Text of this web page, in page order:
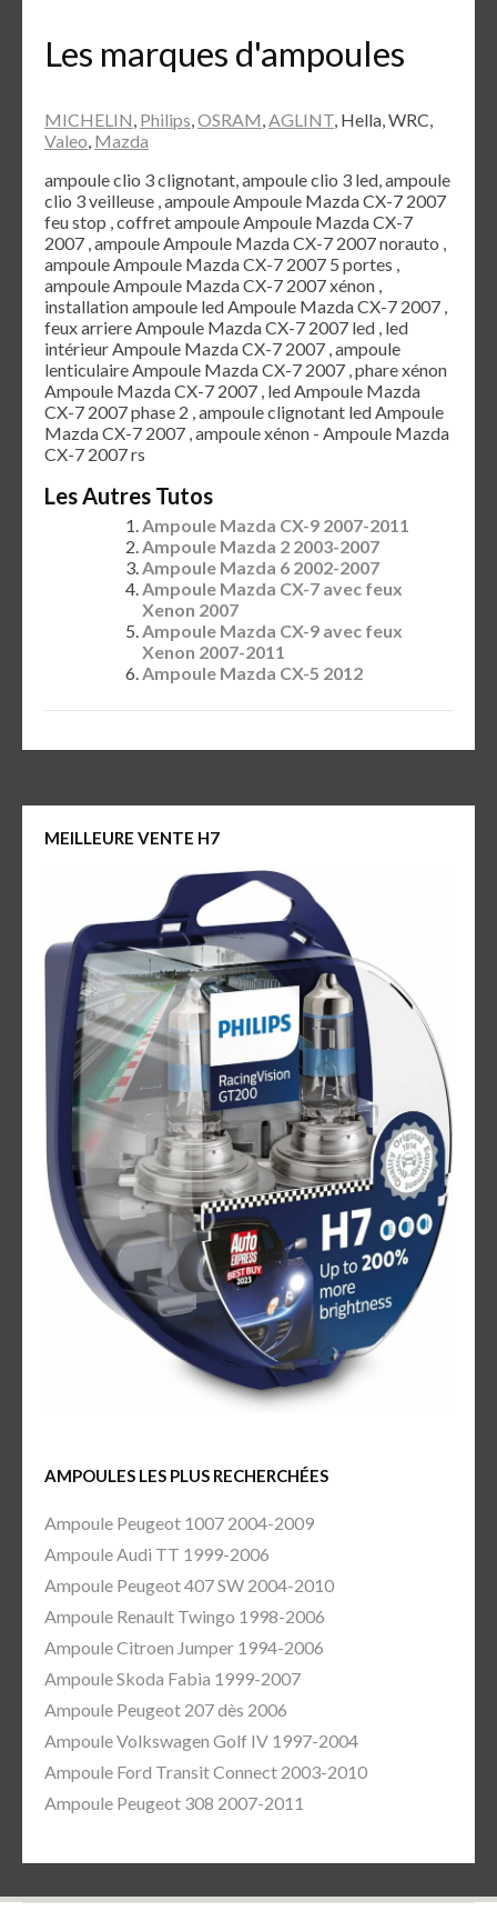
Les marques d'ampoules
MICHELIN, Philips,OSRAM,AGLINT, Hella, WRC,
Valeo, Mazda
ampoule clio 3 clignotant, ampoule clio 3 led, ampoule
clio 3 veilleuse , ampoule Ampoule Mazda CX-7 2007
feu stop , coffret ampoule Ampoule Mazda CX-7
2007 , ampoule Ampoule Mazda CX-7 2007 norauto ,
ampoule Ampoule Mazda CX-7 2007 5 portes ,
ampoule Ampoule Mazda CX-7 2007 xénon ,
installation ampoule led Ampoule Mazda CX-7 2007 ,
feux arriere Ampoule Mazda CX-7 2007 led , led
intérieur Ampoule Mazda CX-7 2007 , ampoule
lenticulaire Ampoule Mazda CX-7 2007 , phare xénon
Ampoule Mazda CX-7 2007 , led Ampoule Mazda
CX-7 2007 phase 2 , ampoule clignotant led Ampoule
Mazda CX-7 2007 , ampoule xénon - Ampoule Mazda
CX-7 2007 rs
Les Autres Tutos
Ampoule Mazda CX-9 2007-2011
Ampoule Mazda 2 2003-2007
Ampoule Mazda 6 2002-2007
Ampoule Mazda CX-7 avec feux
Xenon 2007
Ampoule Mazda CX-9 avec feux
Xenon 2007-2011
Ampoule Mazda CX-5 2012
MEILLEURE VENTE H7
AMPOULES LES PLUS RECHERCHÉES
Ampoule Peugeot 1007 2004-2009
Ampoule Audi TT 1999-2006
Ampoule Peugeot 407 SW 2004-2010
Ampoule Renault Twingo 1998-2006
Ampoule Citroen Jumper 1994-2006
Ampoule Skoda Fabia 1999-2007
Ampoule Peugeot 207 dès 2006
Ampoule Volkswagen Golf IV 1997-2004
Ampoule Ford Transit Connect 2003-2010
Ampoule Peugeot 308 2007-2011